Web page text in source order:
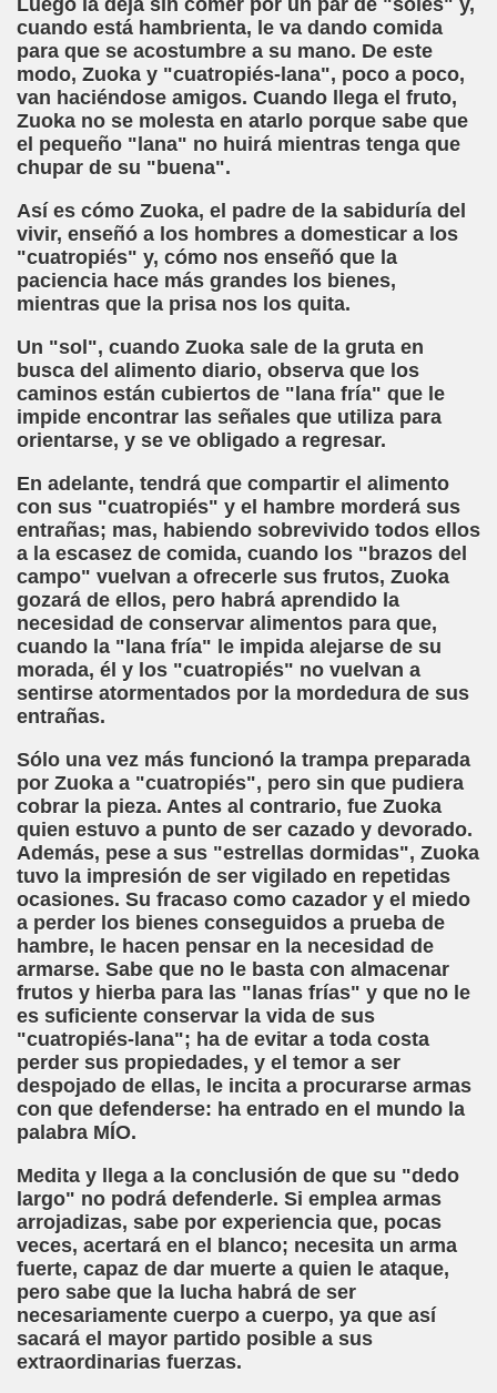
Luego la deja sin comer por un par de "soles" y,
cuando está hambrienta, le va dando comida
para que se acostumbre a su mano. De este
modo, Zuoka y "cuatropiés-lana", poco a poco,
van haciéndose amigos. Cuando llega el fruto,
Zuoka no se molesta en atarlo porque sabe que
el pequeño "lana" no huirá mientras tenga que
chupar de su "buena".
Así es cómo Zuoka, el padre de la sabiduría del
vivir, enseñó a los hombres a domesticar a los
"cuatropiés" y, cómo nos enseñó que la
paciencia hace más grandes los bienes,
mientras que la prisa nos los quita.
Un "sol", cuando Zuoka sale de la gruta en
busca del alimento diario, observa que los
caminos están cubiertos de "lana fría" que le
impide encontrar las señales que utiliza para
orientarse, y se ve obligado a regresar.
En adelante, tendrá que compartir el alimento
con sus "cuatropiés" y el hambre morderá sus
entrañas; mas, habiendo sobrevivido todos ellos
a la escasez de comida, cuando los "brazos del
campo" vuelvan a ofrecerle sus frutos, Zuoka
gozará de ellos, pero habrá aprendido la
necesidad de conservar alimentos para que,
cuando la "lana fría" le impida alejarse de su
morada, él y los "cuatropiés" no vuelvan a
sentirse atormentados por la mordedura de sus
entrañas.
Sólo una vez más funcionó la trampa preparada
por Zuoka a "cuatropiés", pero sin que pudiera
cobrar la pieza. Antes al contrario, fue Zuoka
quien estuvo a punto de ser cazado y devorado.
Además, pese a sus "estrellas dormidas", Zuoka
tuvo la impresión de ser vigilado en repetidas
ocasiones. Su fracaso como cazador y el miedo
a perder los bienes conseguidos a prueba de
hambre, le hacen pensar en la necesidad de
armarse. Sabe que no le basta con almacenar
frutos y hierba para las "lanas frías" y que no le
es suficiente conservar la vida de sus
"cuatropiés-lana"; ha de evitar a toda costa
perder sus propiedades, y el temor a ser
despojado de ellas, le incita a procurarse armas
con que defenderse: ha entrado en el mundo la
palabra MÍO.
Medita y llega a la conclusión de que su "dedo
largo" no podrá defenderle. Si emplea armas
arrojadizas, sabe por experiencia que, pocas
veces, acertará en el blanco; necesita un arma
fuerte, capaz de dar muerte a quien le ataque,
pero sabe que la lucha habrá de ser
necesariamente cuerpo a cuerpo, ya que así
sacará el mayor partido posible a sus
extraordinarias fuerzas.
Martínez)
Casino)
Superficie (Ximo González Sospedra)
(Antonio Pareja Serrada)
Fabre)
Torres)
(Andres Barba)
a la ONCE (María Ferradás Taboada)
- SORIA)